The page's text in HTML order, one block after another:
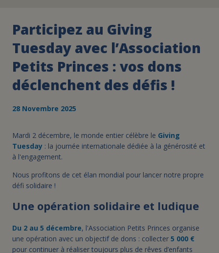
Participez au Giving
Tuesday avec l’Association
Petits Princes : vos dons
déclenchent des défis !
28 Novembre 2025
Mardi 2 décembre, le monde entier célèbre le Giving
Tuesday : la journée internationale dédiée à la générosité et
à l'engagement.
Nous profitons de cet élan mondial pour lancer notre propre
défi solidaire !
Une opération solidaire et ludique
Du 2 au 5 décembre, l'Association Petits Princes organise
une opération avec un objectif de dons : collecter 5 000 €
pour continuer à réaliser toujours plus de rêves d’enfants